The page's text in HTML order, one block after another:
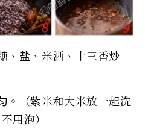
、盐、米酒、十三香炒
。（紫米和大米放一起洗
用泡）